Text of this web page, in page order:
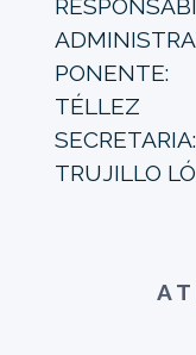
PONENTE:
TÉLLEZ
TRUJILLO
A T